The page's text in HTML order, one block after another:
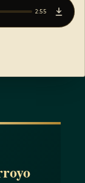
2:55